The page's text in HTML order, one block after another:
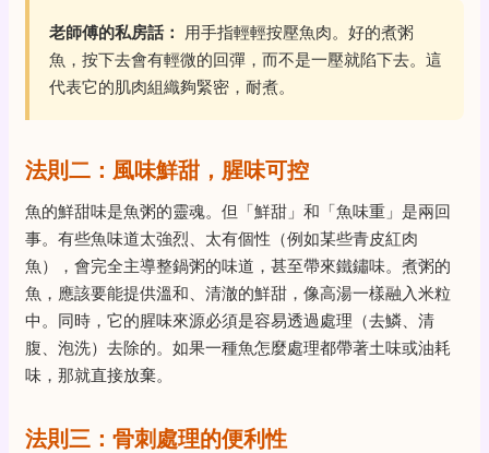
老師傅的私房話： 用手指輕輕按壓魚肉。好的煮粥
魚，按下去會有輕微的回彈，而不是一壓就陷下去。這
代表它的肌肉組織夠緊密，耐煮。
法則二：風味鮮甜，腥味可控
魚的鮮甜味是魚粥的靈魂。但「鮮甜」和「魚味重」是兩回
事。有些魚味道太強烈、太有個性（例如某些青皮紅肉
魚），會完全主導整鍋粥的味道，甚至帶來鐵鏽味。煮粥的
魚，應該要能提供溫和、清澈的鮮甜，像高湯一樣融入米粒
中。同時，它的腥味來源必須是容易透過處理（去鱗、清
腹、泡洗）去除的。如果一種魚怎麼處理都帶著土味或油耗
味，那就直接放棄。
法則三：骨刺處理的便利性